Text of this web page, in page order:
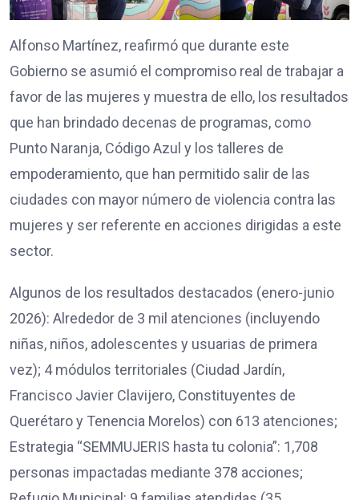
Alfonso Martínez, reafirmó que durante este
Gobierno se asumió el compromiso real de trabajar a
favor de las mujeres y muestra de ello, los resultados
que han brindado decenas de programas, como
Punto Naranja, Código Azul y los talleres de
empoderamiento, que han permitido salir de las
ciudades con mayor número de violencia contra las
mujeres y ser referente en acciones dirigidas a este
sector.
Algunos de los resultados destacados (enero-junio
2026): Alrededor de 3 mil atenciones (incluyendo
niñas, niños, adolescentes y usuarias de primera
vez); 4 módulos territoriales (Ciudad Jardín,
Francisco Javier Clavijero, Constituyentes de
Querétaro y Tenencia Morelos) con 613 atenciones;
Estrategia “SEMMUJERIS hasta tu colonia”: 1,708
personas impactadas mediante 378 acciones;